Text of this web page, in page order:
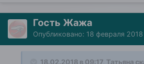
Гость Жажа
Опубликовано: 18 февраля 2018
18.02.2018 в 09:17, Татьяна